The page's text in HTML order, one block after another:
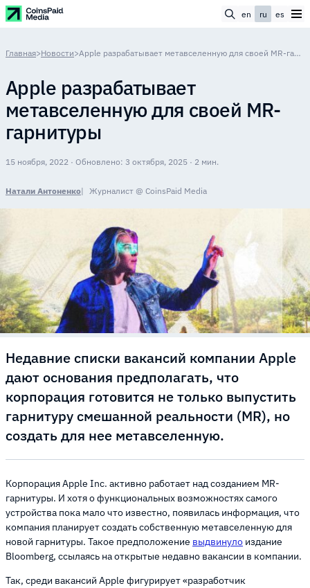
en ru es
Главная>Новости> Apple разрабатывает метавселенную для своей MR-гарнитуры
Apple разрабатывает
метавселенную для своей MR-
гарнитуры
15 ноября, 2022 · Обновлено: 3 октября, 2025 · 2 мин.
Натали Антоненко Журналист @ CoinsPaid Media
Недавние списки вакансий компании Apple
дают основания предполагать, что
корпорация готовится не только выпустить
гарнитуру смешанной реальности (MR), но
создать для нее метавселенную.
Корпорация Apple Inc. активно работает над созданием MR-
гарнитуры. И хотя о функциональных возможностях самого
устройства пока мало что известно, появилась информация, что
компания планирует создать собственную метавселенную для
новой гарнитуры. Такое предположение выдвинуло издание
Bloomberg, ссылаясь на открытые недавно вакансии в компании.
Так, среди вакансий Apple фигурирует «разработчик